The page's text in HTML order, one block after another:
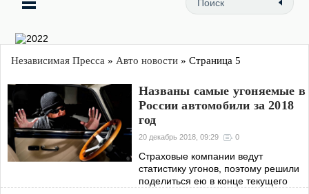
Независимая Пресса » Авто новости » Страница 5
Названы самые угоняемые в
России автомобили за 2018
год
20 декабрь 2018, 09:29 0
Страховые компании ведут
статистику угонов, поэтому решили
поделиться ею в конце текущего